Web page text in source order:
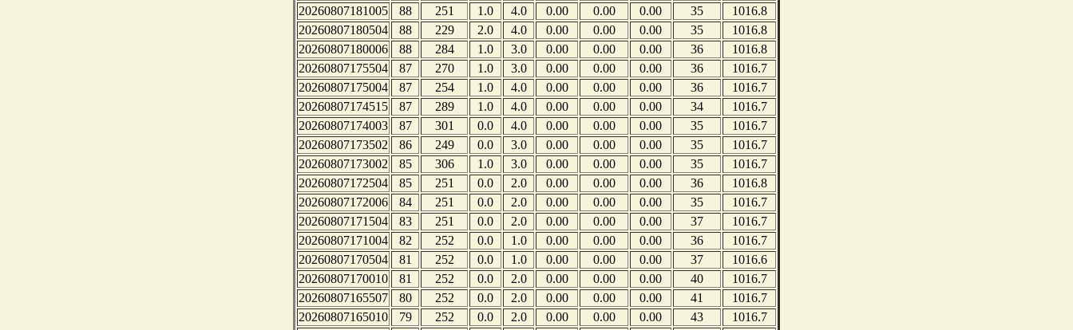
20260807181005
88 251 1.0 4.0 0.00 0.00 0.00 35
1016.8
20260807180504
88 229 2.0 4.0 0.00 0.00 0.00 35
1016.8
20260807180006
88 284 1.0 3.0 0.00 0.00 0.00 36
1016.8
20260807175504
87 270 1.0 3.0 0.00 0.00 0.00 36
1016.7
20260807175004
87 254 1.0 4.0 0.00 0.00 0.00 36
1016.7
20260807174515
87 289 1.0 4.0 0.00 0.00 0.00 34
1016.7
20260807174003
87 301 0.0 4.0 0.00 0.00 0.00 35
1016.7
20260807173502
86 249 0.0 3.0 0.00 0.00 0.00 35
1016.7
20260807173002
85 306 1.0 3.0 0.00 0.00 0.00 35
1016.7
20260807172504
85 251 0.0 2.0 0.00 0.00 0.00 36
1016.8
20260807172006
84 251 0.0 2.0 0.00 0.00 0.00 35
1016.7
20260807171504
83 251 0.0 2.0 0.00 0.00 0.00 37
1016.7
20260807171004
82 252 0.0 1.0 0.00 0.00 0.00 36
1016.7
20260807170504
81 252 0.0 1.0 0.00 0.00 0.00 37
1016.6
20260807170010
81 252 0.0 2.0 0.00 0.00 0.00 40
1016.7
20260807165507
80 252 0.0 2.0 0.00 0.00 0.00 41
1016.7
20260807165010
79 252 0.0 2.0 0.00 0.00 0.00 43
1016.7